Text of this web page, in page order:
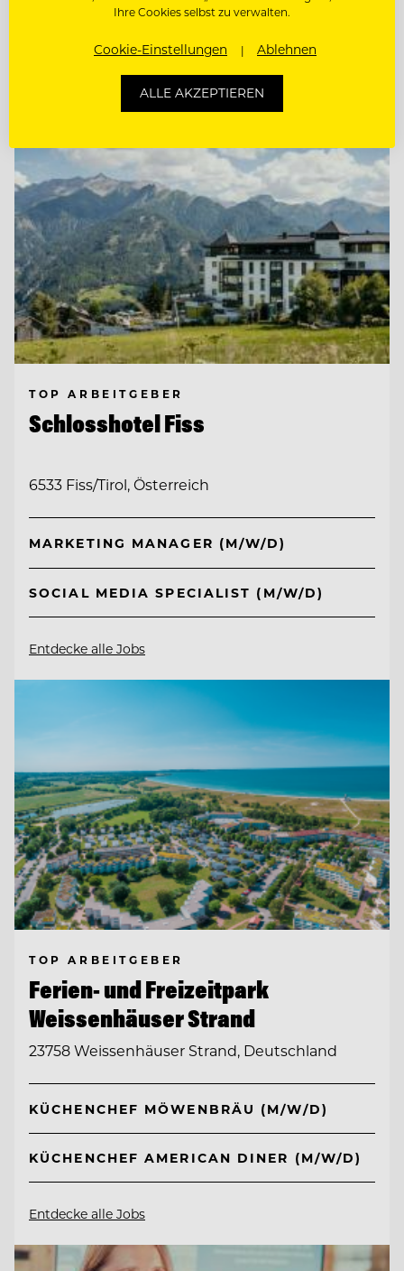
TOP ARBEITGEBER
Schlosshotel Fiss
6533 Fiss/Tirol, Österreich
MARKETING MANAGER (M/W/D)
SOCIAL MEDIA SPECIALIST (M/W/D)
Entdecke alle Jobs
TOP ARBEITGEBER
Ferien- und Freizeitpark
Weissenhäuser Strand
23758 Weissenhäuser Strand, Deutschland
KÜCHENCHEF MÖWENBRÄU (M/W/D)
KÜCHENCHEF AMERICAN DINER (M/W/D)
Entdecke alle Jobs
Ihre Cookies selbst zu verwalten.
Cookie-Einstellungen Ablehnen
ALLE AKZEPTIEREN